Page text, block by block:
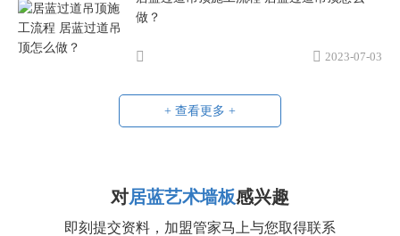
做？
2023-07-03
+ 查看更多 +
对居蓝艺术墙板感兴趣
即刻提交资料，加盟管家马上与您取得联系